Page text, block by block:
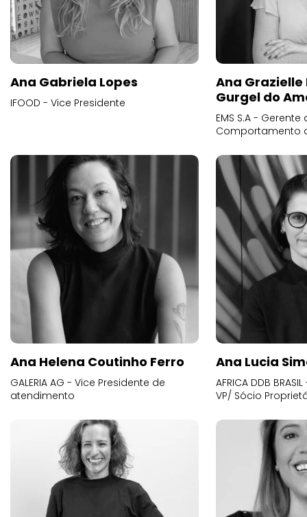
Ana Gabriela Lopes
IFOOD - Vice Presidente
Ana
Gurgel do
EMS S.A -
Comportamento
Ana Helena Coutinho Ferro
GALERIA AG - Vice Presidente de
atendimento
Ana Lucia
AFRICA DDB
VP/ Sócio